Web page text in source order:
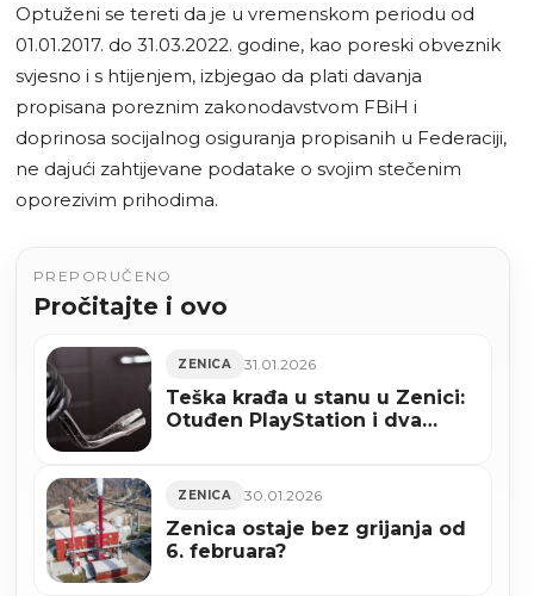
Optuženi se tereti da je u vremenskom periodu od
01.01.2017. do 31.03.2022. godine, kao poreski obveznik
svjesno i s htijenjem, izbjegao da plati davanja
propisana poreznim zakonodavstvom FBiH i
doprinosa socijalnog osiguranja propisanih u Federaciji,
ne dajući zahtijevane podatake o svojim stečenim
oporezivim prihodima.
PREPORUČENO
Pročitajte i ovo
ZENICA 31.01.2026
Teška krađa u stanu u Zenici:
Otuđen PlayStation i dva
ZENICA 30.01.2026
Zenica ostaje bez grijanja od
6. februara?